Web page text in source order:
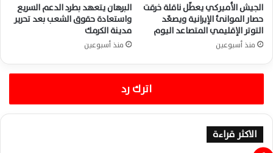
الجيش الأميركي يعطّل ناقلة خرقت
حصار الموانئ الإيرانية ويصعّد
التوتر الإقليمي المتصاعد اليوم
منذ أسبوعين
البرهان يتعهد بطرد الدعم السريع
واستعادة حقوق الشعب بعد تحرير
مدينة الكرمك
منذ أسبوعين
اترك رد
الاكثر قراءة